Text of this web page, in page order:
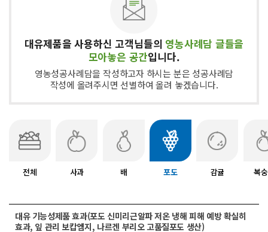
대유제품을 사용하신 고객님들의 영농사례담 글들을
모아놓은 공간입니다.
영농성공사례담을 작성하고자 하시는 분은 성공사례담
작성에 올려주시면 선별하여 올려 놓겠습니다.
전체 사과 배 포도 감귤 복
대유 기능성제품 효과(포도 신미리근알파 저온 냉해 피해 예방 확실히
효과, 잎 관리 보캅엠지, 나르겐 부리오 고품질포도 생산)